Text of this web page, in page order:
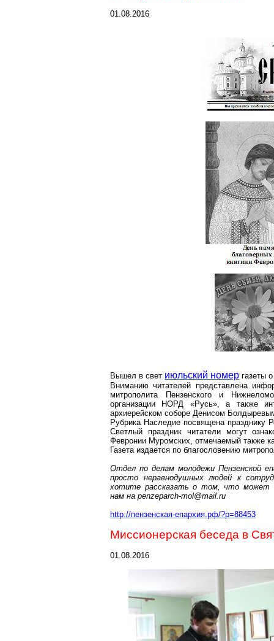
01.08.2016
Вышел в свет июльский номер газеты
Вниманию читателей представлена
митрополита Пензенского и
организации НОРД «Русь», а также
архиерейском соборе Денисом
Рубрика Наследие посвящена празднику
Светлый праздник читатели могут
Февронии Муромских, отмечаемый также
Газета издается по благословению
Отдел по делам молодежи Пензенской
просто неравнодушных людей к
хотите рассказать о том, что может
нам на penzeparch-mol@mail.ru
http://пензенская-епархия.рф/?p=88453
Миссионерская беседа в
01.08.2016